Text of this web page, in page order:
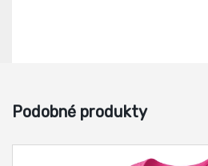
Podobné produkty